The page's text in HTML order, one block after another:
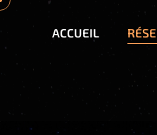
ACCUEIL